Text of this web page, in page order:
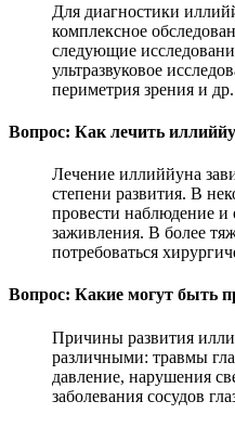
Для диагностики
комплексное
следующие
ультразвуковое
периметрия зрения и др.
Вопрос: Как лечить
Лечение иллиййуна
степени развития. В
провести наблюдение и
заживления. В более
потребоваться
Вопрос: Какие могут быть
Причины развития
различными: травмы
давление, нарушения
заболевания сосудов